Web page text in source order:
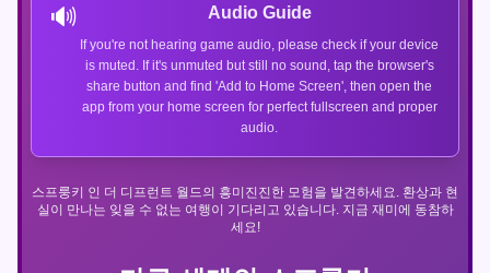
스프룽키 인 더 디프런트 월드의 흥미진진한 모험을 발견하세요. 환상과 현
실이 만나는 잊을 수 없는 여행이 기다리고 있습니다. 지금 재미에 동참하
세요!
🔊 Audio Guide
If you're not hearing game audio, please check if your device
is muted. If it's unmuted but still no sound, tap the browser's
share button and find 'Add to Home Screen', then open the
app from your home screen for perfect fullscreen and proper
audio.